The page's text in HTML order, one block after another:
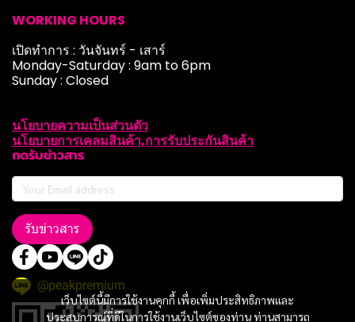
เว็บไซต์นี้มีการใช้งานคุกกี้ เพื่อเพิ่มประสิทธิภาพและ
ประสบการณ์ที่ดีในการใช้งานเว็บไซต์ของท่าน ท่านสามารถ
WORKING HOURS
เปิดทำการ : วันจันทร์ - เสาร์
Monday-Saturday : 9am to 6pm
Sunday : Closed
นโยบายความเป็นส่วนตัว
นโยบายการเคลมสินค้า,การรับประกันสินค้า
กดรับข่าวสาร
รับข่าวสาร
@peakpremium